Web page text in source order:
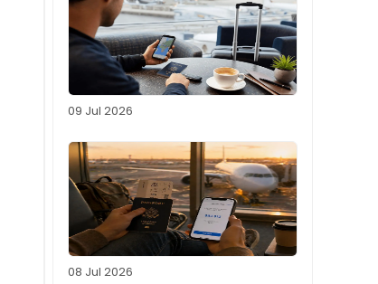
09 Jul 2026
08 Jul 2026